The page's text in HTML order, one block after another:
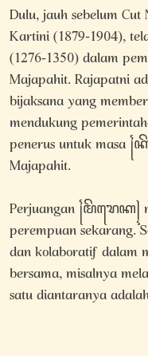
Dulu, jauh sebelum
Kartini (1879-1904),
(1276-1350) dalam
Majapahit. Rajapatni
bijaksana yang
mendukung
penerus untuk
Majapahit.
Perjuangan ꧌ꦩꦼꦫꦺꦏ꧍
perempuan sekarang.
dan kolaboratif
bersama, misalnya
satu diantaranya